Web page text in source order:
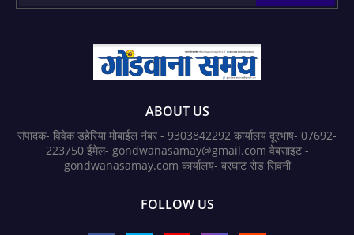
ABOUT US
संपादक- विवेक डहेरिया मोबाईल नंबर - 9303842292 कार्यालय दूरभाष- 07692-
223750 ईमेल- gondwanasamay@gmail.com वेबसाइट -
gondwanasamay.com कार्यालय- बरघाट रोड सिवनी
FOLLOW US